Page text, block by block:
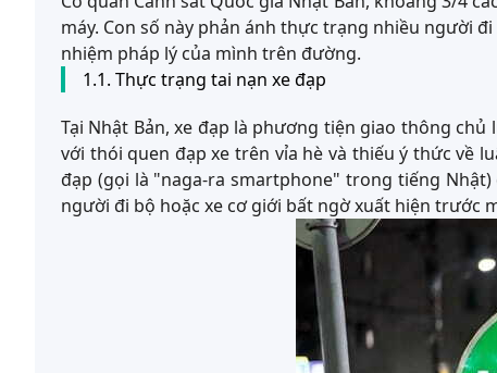
máy. Con số này phản ánh thực trạng nhiều người
nhiệm pháp lý của mình trên đường.
1.1. Thực trạng tai nạn xe đạp
Tại Nhật Bản, xe đạp là phương tiện giao thông
với thói quen đạp xe trên vỉa hè và thiếu ý thức về
đạp (gọi là "naga-ra smartphone" trong tiếng
người đi bộ hoặc xe cơ giới bất ngờ xuất hiện trước